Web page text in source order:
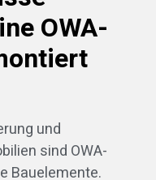
OWA-
und
sind OWA-
Bauelemente.